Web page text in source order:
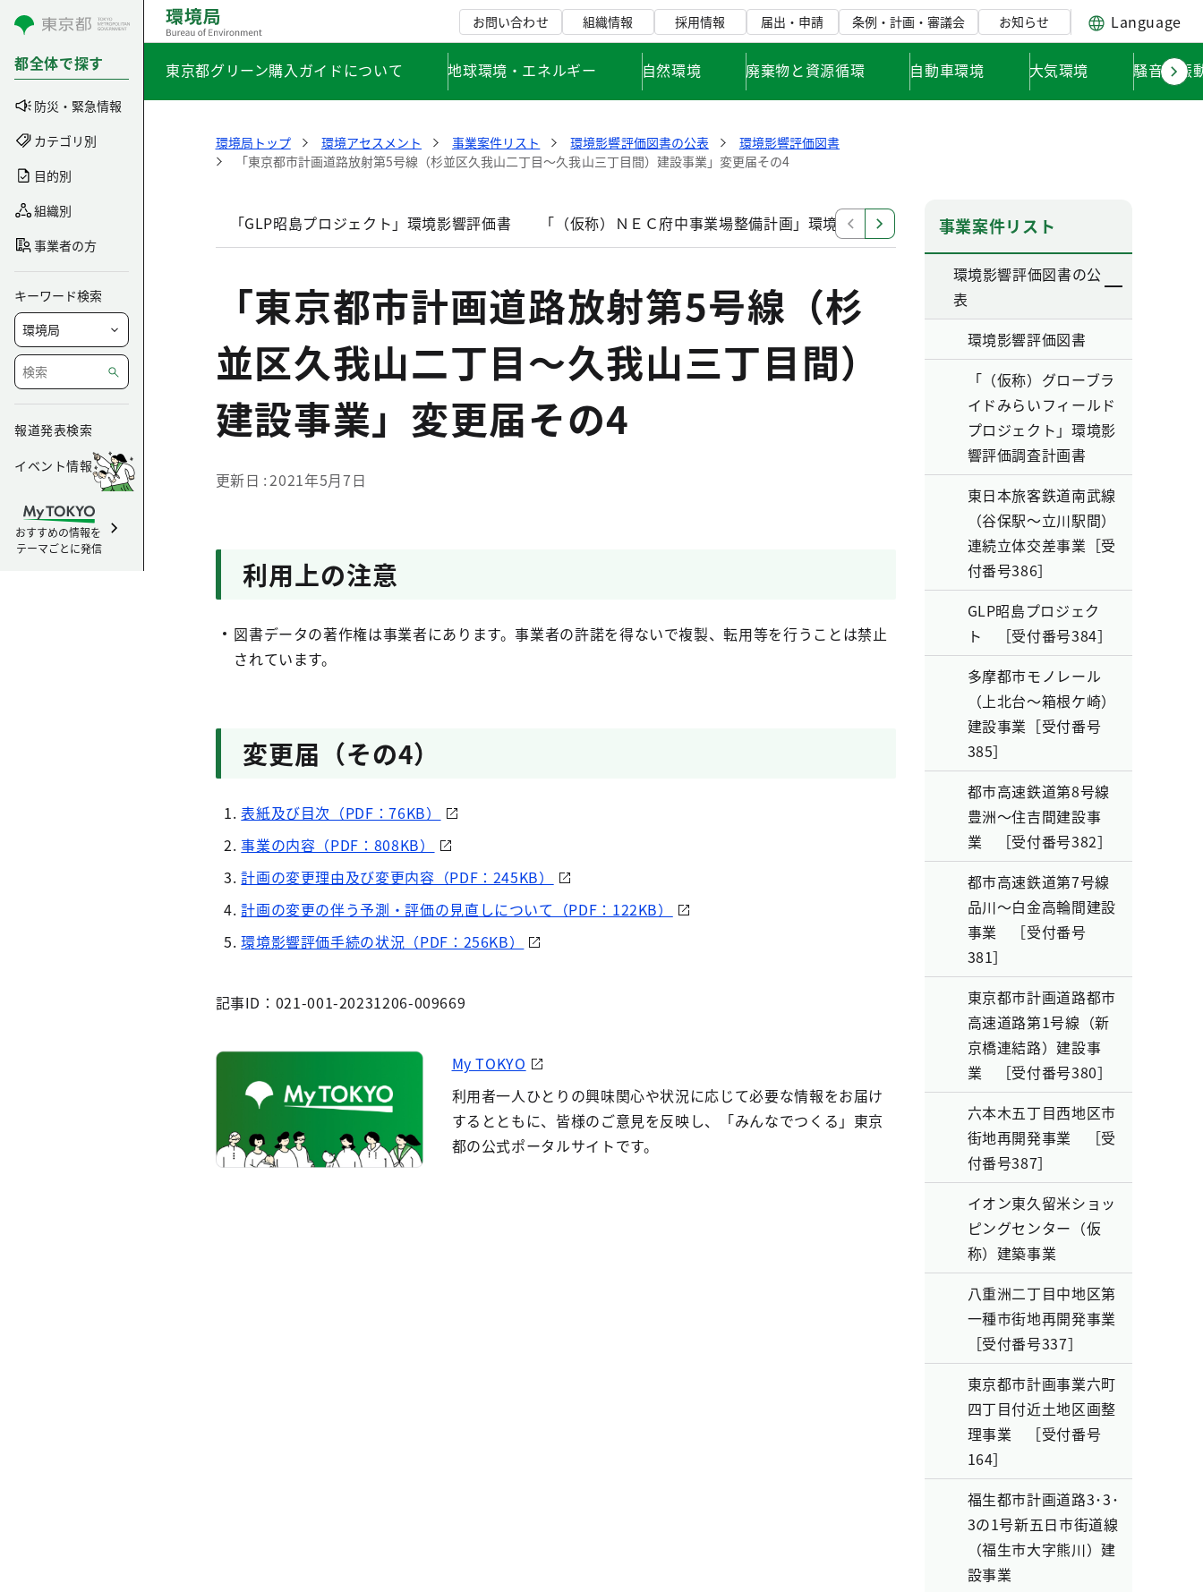
コンテンツにスキップ
都全体で探す
防災・緊急情報
カテゴリ別
目的別
組織別
事業者の方
キーワード検索
報道発表検索
イベント情報
おすすめの情報を
テーマごとに発信
お問い合わせ 組織情報 採用情報 届出・申請 条例・計画・審議会 お知らせ Language
東京都グリーン購入ガイドについて 地球環境・エネルギー 自然環境 廃棄物と資源循環 自動車環境 大気環境 騒音・振
環境局トップ 環境アセスメント 事業案件リスト 環境影響評価図書の公表
環境影響評価図書
「東京都市計画道路放射第5号線（杉並区久我山二丁目～久我山三丁目間）建設事業」変更届その4
「GLP昭島プロジェクト」環境影響評価書 「（仮称）ＮＥＣ府中事業場整備計画」環境影響評価調査計画書 「東日本旅客鉄道南武線（谷
「東京都市計画道路放射第5号線（杉
並区久我山二丁目～久我山三丁目間）
建設事業」変更届その4
更新日 2021年5月7日
利用上の注意
図書データの著作権は事業者にあります。事業者の許諾を得ないで複製、転用等を行うことは禁止
されています。
変更届（その4）
表紙及び目次（PDF：76KB）
事業の内容（PDF：808KB）
計画の変更理由及び変更内容（PDF：245KB）
計画の変更の伴う予測・評価の見直しについて（PDF：122KB）
環境影響評価手続の状況（PDF：256KB）
記事ID：021-001-20231206-009669
My TOKYO
利用者一人ひとりの興味関心や状況に応じて必要な情報をお届け
するとともに、皆様のご意見を反映し、「みんなでつくる」東京
都の公式ポータルサイトです。
事業案件リスト
環境影響評価図書の公
表
環境影響評価図書
「（仮称）グローブラ
イドみらいフィールド
プロジェクト」環境影
響評価調査計画書
東日本旅客鉄道南武線
（谷保駅～立川駅間）
連続立体交差事業［受
付番号386］
GLP昭島プロジェク
ト ［受付番号384］
多摩都市モノレール
（上北台～箱根ケ崎）
建設事業［受付番号
385］
都市高速鉄道第8号線
豊洲～住吉間建設事
業 ［受付番号382］
都市高速鉄道第7号線
品川～白金高輪間建設
事業 ［受付番号
381］
東京都市計画道路都市
高速道路第1号線（新
京橋連結路）建設事
業 ［受付番号380］
六本木五丁目西地区市
街地再開発事業 ［受
付番号387］
イオン東久留米ショッ
ピングセンター（仮
称）建築事業
八重洲二丁目中地区第
一種市街地再開発事業
［受付番号337］
東京都市計画事業六町
四丁目付近土地区画整
理事業 ［受付番号
164］
福生都市計画道路3･3･
3の1号新五日市街道線
（福生市大字熊川）建
設事業